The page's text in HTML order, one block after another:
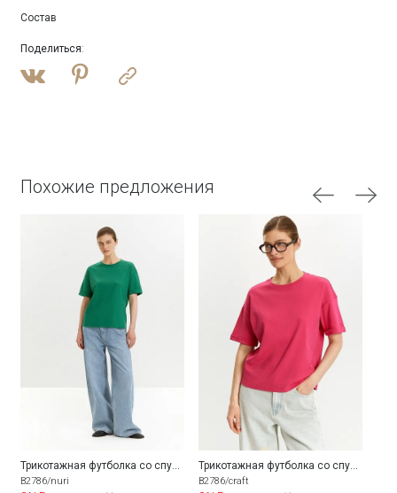
Состав
Поделиться:
Похожие предложения
B2786/nuri B2786/craft